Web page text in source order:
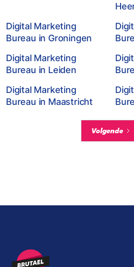
Digital Marketing
Bureau in Groningen
Digital Marketing
Bureau in Leiden
Digital Marketing
Bureau in Maastricht
Volgende